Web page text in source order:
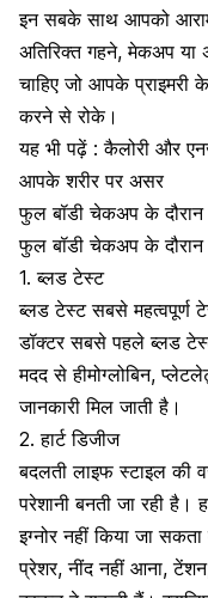
इन सबके साथ आपको
अतिरिक्त गहने, मेकअप या
चाहिए जो आपके प्राइमरी
करने से रोके।
यह भी पढ़ें :कैलोरी और
आपके शरीर पर असर
फुल बॉडी चेकअप के
फुल बॉडी चेकअप के दौरान
1. ब्लड टेस्ट
ब्लड टेस्टसबसे महत्वपूर्ण
डॉक्टर सबसे पहले ब्लड
मदद सेहीमोग्लोबिन,
जानकारी मिल जाती है।
2. हार्ट डिजीज
बदलती लाइफ स्टाइल
परेशानी बनती जा रही
इग्नोर नहीं किया जा
प्रेशर,नींद नहीं आना,टेंशन